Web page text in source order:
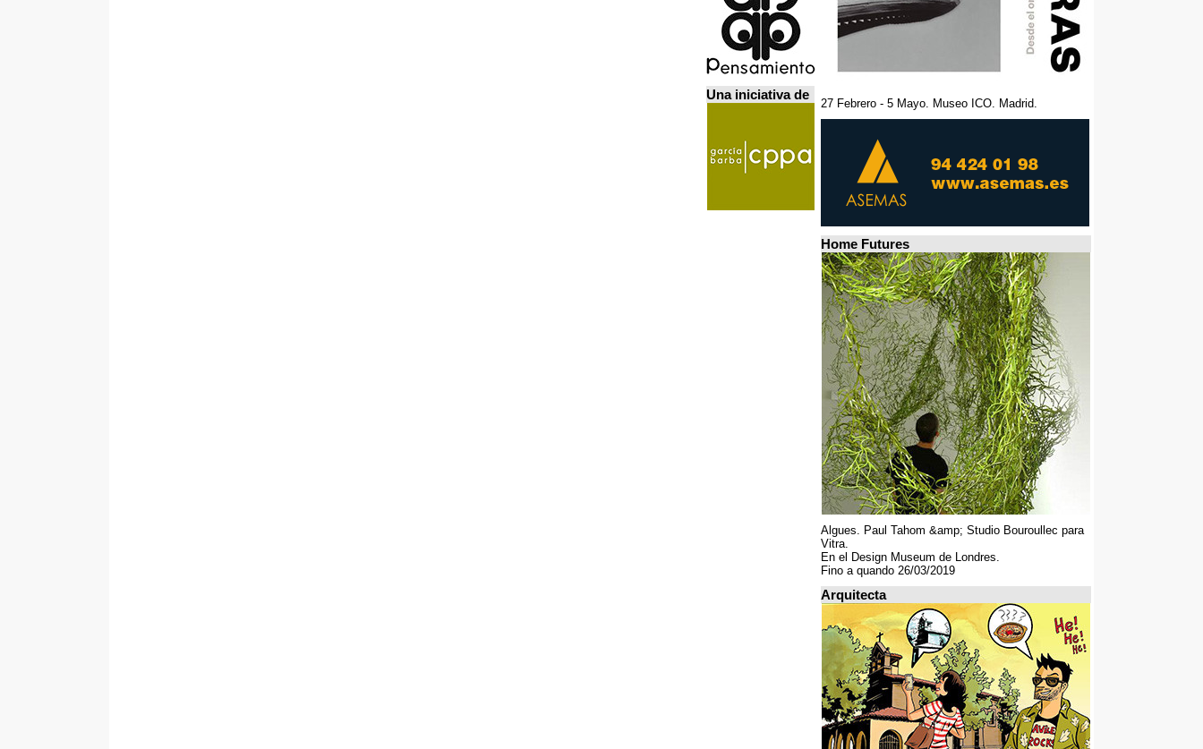
Una iniciativa de
27 Febrero - 5 Mayo. Museo ICO. Madrid.
Home Futures
Algues. Paul Tahom &amp; Studio Bouroullec para
Vitra.
En el Design Museum de Londres.
Fino a quando 26/03/2019
Arquitecta